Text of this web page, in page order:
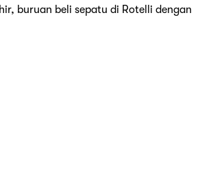
buruan beli sepatu di Rotelli dengan